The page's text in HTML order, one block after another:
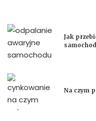
Jak
Na czym